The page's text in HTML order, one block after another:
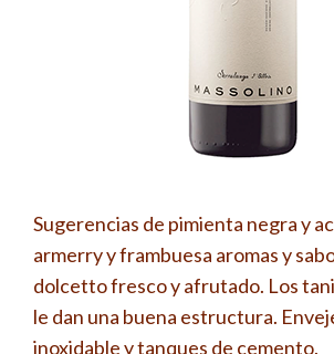
Sugerencias de pimienta negra y
armerry y frambuesa aromas y
dolcetto fresco y afrutado. Los
le dan una buena estructura.
inoxidable y tanques de cemento.